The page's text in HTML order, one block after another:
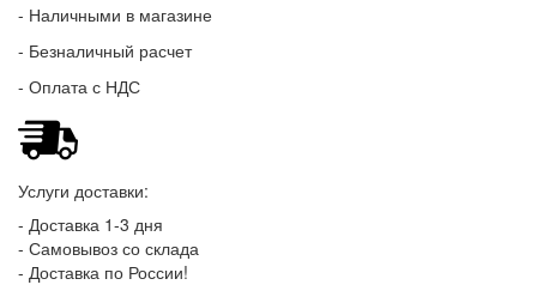
- Наличными в магазине
- Безналичный расчет
- Оплата с НДС
Услуги доставки:
- Доставка 1-3 дня
- Самовывоз со склада
- Доставка по России!